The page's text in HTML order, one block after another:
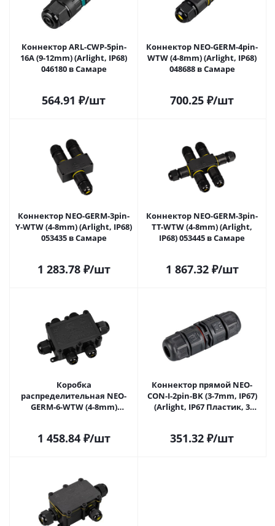
Коннектор ARL-CWP-5pin-
16A (9-12mm) (Arlight, IP68)
046180 в Самаре
564.91 ₽/шт
Коннектор NEO-GERM-4pin-
WTW (4-8mm) (Arlight, IP68)
048688 в Самаре
700.25 ₽/шт
Коннектор NEO-GERM-3pin-
Y-WTW (4-8mm) (Arlight, IP68)
053435 в Самаре
1 283.78₽/шт
Коннектор NEO-GERM-3pin-
TT-WTW (4-8mm) (Arlight,
IP68) 053445 в Самаре
1 867.32₽/шт
Коробка
распределительная NEO-
GERM-6-WTW (4-8mm)
1 458.84₽/шт
Коннектор прямой NEO-
CON-I-2pin-BK (3-7mm, IP67)
(Arlight, IP67 Пластик, 3
351.32 ₽/шт